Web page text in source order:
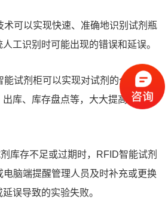
可以实现快速、准确地识别试剂瓶
人工识别时可能出现的错误和延误。
能试剂柜可以实现对试剂的全面管
库、库存盘点等，大大提高了管理
存不足或过期时，RFID智能试剂
脑端提醒管理人员及时补充或更换
误导致的实验失败。